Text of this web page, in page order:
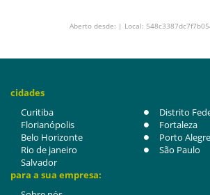
Aberto desde: | Local:
cidades
Curitiba
Distrito
Florianópolis
Fortaleza
Belo Horizonte
Porto Alegre
Rio de janeiro
São Paulo
Salvador
para a sua empresa: